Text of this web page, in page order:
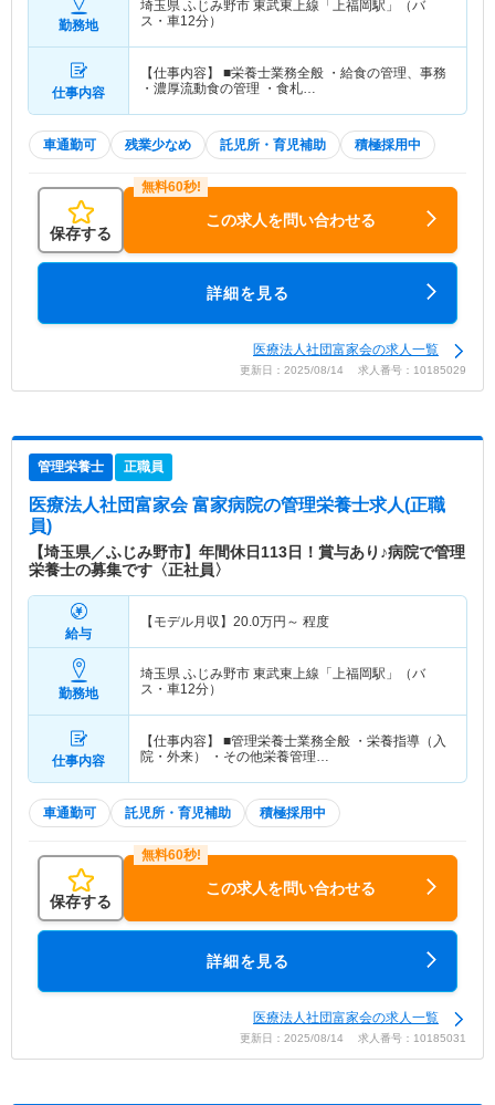
勤務地
埼玉県 ふじみ野市 東武東上線「上福岡駅」（バ
ス・車12分）
仕事内容
【仕事内容】 ■栄養士業務全般 ・給食の管理、事務
・濃厚流動食の管理 ・食札…
車通勤可 残業少なめ 託児所・育児補助 積極採用中
保存する
この求人を問い合わせる
詳細を見る
医療法人社団富家会の求人一覧
更新日：2025/08/14 求人番号：10185029
管理栄養士 正職員
医療法人社団富家会 富家病院の管理栄養士求人(正職
員)
【埼玉県／ふじみ野市】年間休日113日！賞与あり♪病院で管理
栄養士の募集です〈正社員〉
給与
【モデル月収】 20.0万円～ 程度
勤務地
埼玉県 ふじみ野市 東武東上線「上福岡駅」（バ
ス・車12分）
仕事内容
【仕事内容】 ■管理栄養士業務全般 ・栄養指導（入
院・外来） ・その他栄養管理…
車通勤可 託児所・育児補助 積極採用中
保存する
この求人を問い合わせる
詳細を見る
医療法人社団富家会の求人一覧
更新日：2025/08/14 求人番号：10185031